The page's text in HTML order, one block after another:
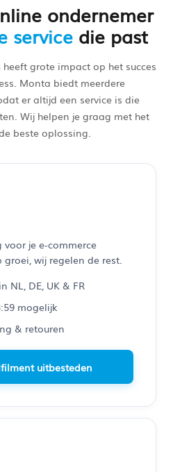
ondernemer
servicedie past
grote impact op het succes
Monta biedt meerdere
er altijd een service is die
Wij helpen je graag met het
beste oplossing.
je e-commerce
wij regelen de rest.
NL, DE, UK & FR
mogelijk
& retouren
uitbesteden